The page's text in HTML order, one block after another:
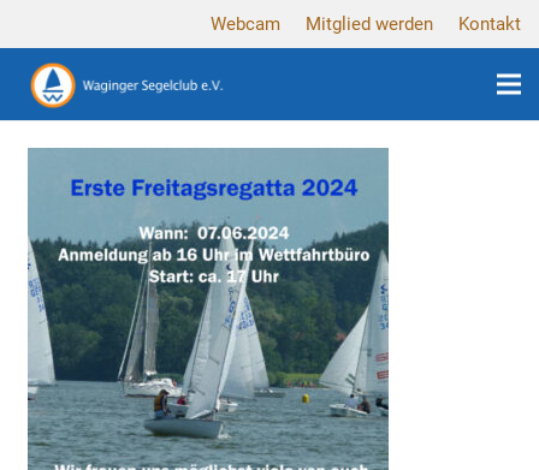
Webcam Mitglied werden Kontakt